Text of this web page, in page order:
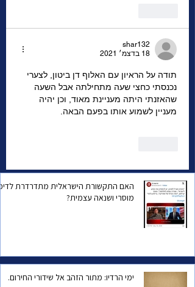
shar132
18 בדצמ׳ 2021
תודה על הראיון עם האלוף דן ביטון, לצערי
נכנסתי כחצי שעה מתחילתה אבל השעה
שהאזנתי היתה מעניינת מאוד, וכן יהיה
מעניין לשמוע אותו בפעם הבאה.
האם התקשורת הישראלית מתדרדרת
מוסרי ושנאה עצמית?
ימי הרדיו: מתור הזהב אל שידורי החירום.